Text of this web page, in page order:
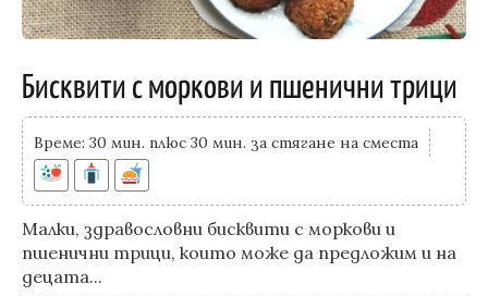
Бисквити с моркови и пшенични трици
Време: 30 мин. плюс 30 мин. за стягане на сместа
Малки, здравословни бисквити с моркови и
пшенични трици, които може да предложим и на
децата...